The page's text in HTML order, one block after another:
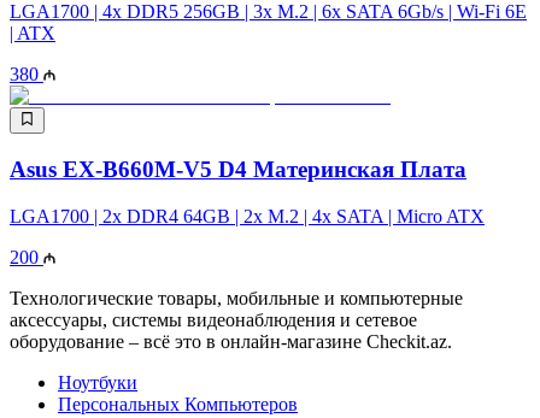
LGA1700 | 4x DDR5 256GB | 3x M.2 | 6x SATA 6Gb/s | Wi-Fi 6E
| ATX
380
Asus EX-B660M-V5 D4 Материнская Плата
LGA1700​​​​​​​ | 2x DDR4 64GB | 2x M.2 | 4x SATA | Micro ATX
200
Технологические товары, мобильные и компьютерные
аксессуары, системы видеонаблюдения и сетевое
оборудование – всё это в онлайн-магазине Checkit.az.
Ноутбуки
Персональных Компьютеров